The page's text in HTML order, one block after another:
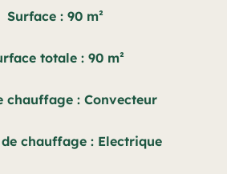
Surface 90 m²
totale 90 m²
chauffage Convecteur
chauffage Electrique